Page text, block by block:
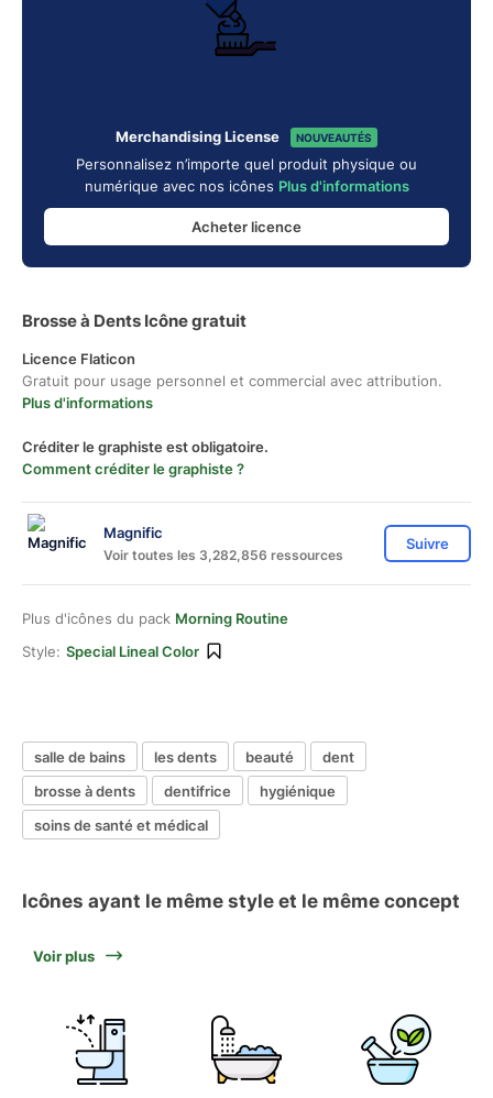
Merchandising License NOUVEAUTÉS
Personnalisez n’importe quel produit physique ou
numérique avec nos icônes Plus d'informations
Acheter licence
Brosse à Dents Icône gratuit
Licence Flaticon
Gratuit pour usage personnel et commercial avec attribution.
Plus d'informations
Créditer le graphiste est obligatoire.
Comment créditer le graphiste ?
Magnific
Voir toutes les 3,282,856 ressources
Suivre
Plus d'icônes du pack Morning Routine
Style: Special Lineal Color
salle de bains les dents beauté
dent
brosse à dents
dentifrice
hygiénique
soins de santé et médical
Icônes ayant le même style et le même concept
Voir plus